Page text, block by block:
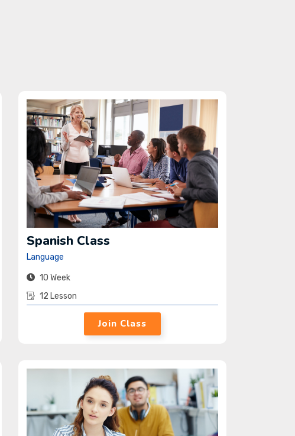
Spanish Class
Language
10 Week
12 Lesson
Join Class